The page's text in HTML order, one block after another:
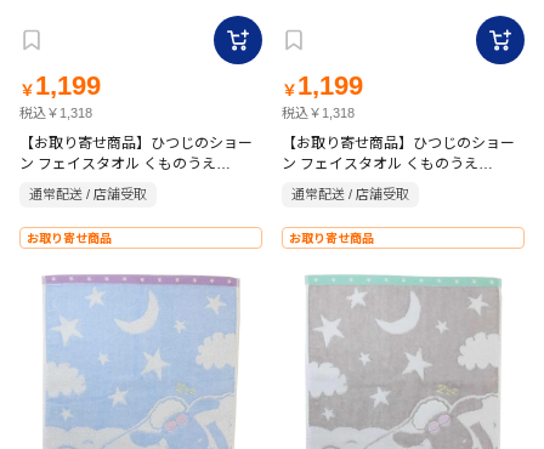
￥ 1,199
税込￥1,318
【お取り寄せ商品】ひつじのショー
ン フェイスタオル くものうえ
34×80cm ブルー
通常配送 / 店舗受取
￥ 1,199
税込￥1,318
【お取り寄せ商品】ひつじのショー
ン フェイスタオル くものうえ
34×80cm グレー
通常配送 / 店舗受取
お取り寄せ商品 お取り寄せ商品